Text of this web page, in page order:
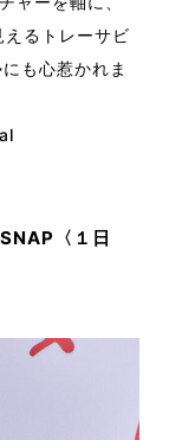
るトレーサビ
も心惹かれま
〈１日